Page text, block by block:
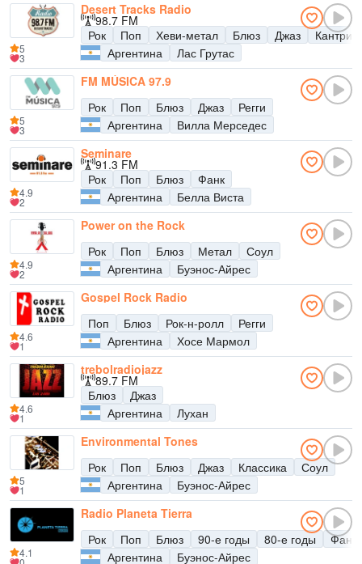
Desert Tracks Radio
98.7 FM
Рок
Поп Хеви-метал Блюз Джаз
Кантри
Аргентина
Лас Грутас
5
3
FM MÚSICA 97.9
Рок
Поп Блюз Джаз
Регги
Аргентина
Вилла Мерседес
5
3
Seminare
91.3 FM
Рок
Поп Блюз
Фанк
Аргентина
Белла Виста
4.9
2
Power on the Rock
Рок
Поп Блюз Метал
Соул
Аргентина
Буэнос-Айрес
4.9
2
Gospel Rock Radio
Поп
Блюз Рок-н-ролл
Регги
Аргентина
Хосе Мармол
4.6
1
trebolradiojazz
89.7 FM
Блюз
Джаз
Аргентина
Лухан
4.6
1
Environmental Tones
Рок
Поп Блюз Джаз Классика
Соул
Аргентина
Буэнос-Айрес
5
1
Radio Planeta Tierra
Рок
Поп Блюз 90-е годы 80-е годы
Фанк
Аргентина
Буэнос-Айрес
4.1